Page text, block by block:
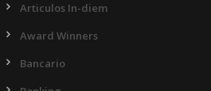
Articulos In-diem
Award Winners
Bancario